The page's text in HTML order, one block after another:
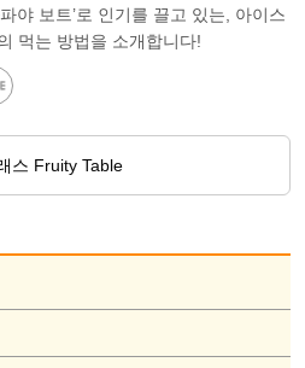
야 보트’로 인기를 끌고 있는, 아이스
먹는 방법을 소개합니다!
스 Fruity Table